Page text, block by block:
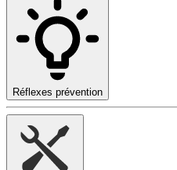
Réflexes prévention